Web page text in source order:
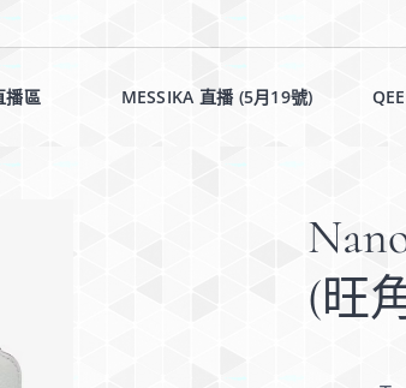
區✨✨ MESSIKA 直播 (5月19號)✨
(旺